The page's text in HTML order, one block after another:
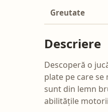
Greutate
Descriere
Descoperă o
plate pe care
sunt din lemn
abilitățile